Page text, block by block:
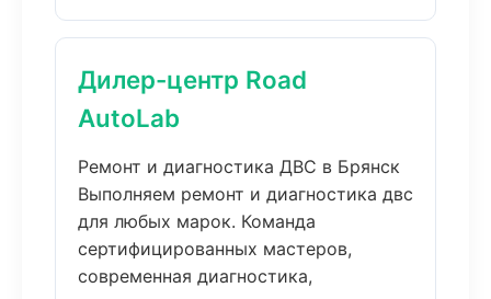
Дилер-центр Road
AutoLab
Ремонт и диагностика ДВС в Брянск
Выполняем ремонт и диагностика двс
для любых марок. Команда
сертифицированных мастеров,
современная диагностика,